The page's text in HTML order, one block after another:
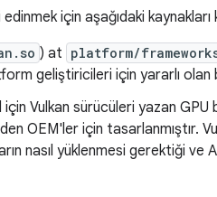
için aşağıdaki kaynakları
) at platform/
geliştiricileri için yararlı olan
Vulkan sürücüleri yazan GPU
OEM'ler için tasarlanmıştır.
nasıl yüklenmesi gerektiği ve